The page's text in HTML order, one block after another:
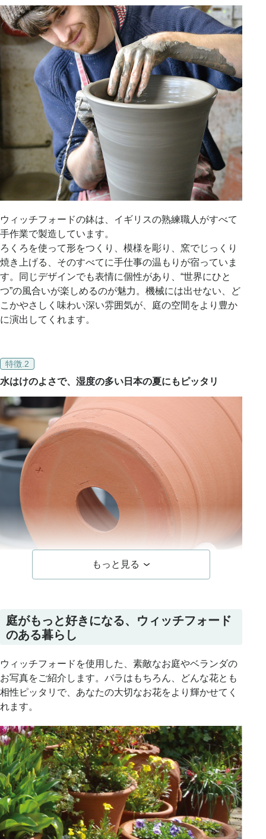
ウィッチフォードの鉢は、イギリスの熟練職人がすべて
手作業で製造しています。
ろくろを使って形をつくり、模様を彫り、窯でじっくり
焼き上げる、そのすべてに手仕事の温もりが宿っていま
す。同じデザインでも表情に個性があり、“世界にひと
つ”の風合いが楽しめるのが魅力。機械には出せない、ど
こかやさしく味わい深い雰囲気が、庭の空間をより豊か
に演出してくれます。
特徴.2
水はけのよさで、湿度の多い日本の夏にもピッタリ
工夫がされています。
底穴の大きさや鉢底の形状が工夫されていて、余分な水
度の高いジメジメした気候でも、土の中まで綺麗に乾き
やすいため、蒸れからくる根腐れが起きにくく、バラや
草花を健やかに育てやすいのが特徴です。また、気化熱
により土中の温度が下がりやすく、一般的な鉢と比べて
植物が快適に過ごせます。初めて鉢植えに挑戦する方に
も、安心して使っていただけます。
特徴.3
長く使える丈夫さと、上品な風合い
もっと見る
庭がもっと好きになる、ウィッチフォード
のある暮らし
ウィッチフォードを使用した、素敵なお庭やベランダの
お写真をご紹介します。バラはもちろん、どんな花とも
相性ピッタリで、あなたの大切なお花をより輝かせてく
れます。